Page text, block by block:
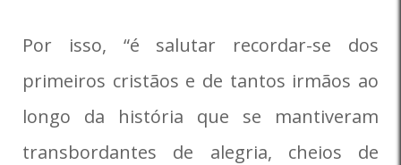
Por isso, “é salutar recordar-se dos
primeiros cristãos e de tantos irmãos ao
longo da história que se mantiveram
transbordantes de alegria, cheios de